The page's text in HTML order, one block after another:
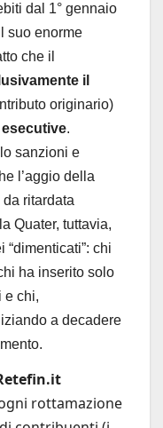
dal 1° gennaio
suo enorme
che il
il
originario)
.
sanzioni e
l’aggio della
ritardata
Quater, tuttavia,
“dimenticati”: chi
ha inserito solo
e chi,
a decadere
rottamazione